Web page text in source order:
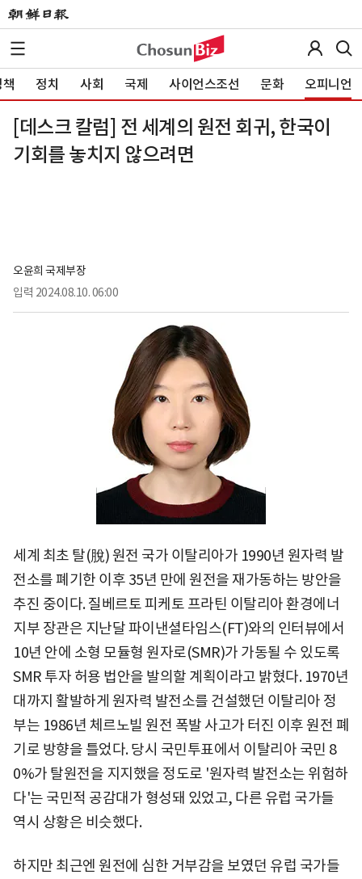
정치 사회 국제 사이언스조선 문화 오피니언
[데스크 칼럼] 전 세계의 원전 회귀, 한국이
기회를 놓치지 않으려면
오윤희 국제부장
입력 2024.08.10. 06:00
세계 최초 탈(脫) 원전 국가 이탈리아가 1990년 원자력 발
전소를 폐기한 이후 35년 만에 원전을 재가동하는 방안을
추진 중이다. 질베르토 피케토 프라틴 이탈리아 환경에너
지부 장관은 지난달 파이낸셜타임스(FT)와의 인터뷰에서
10년 안에 소형 모듈형 원자로(SMR)가 가동될 수 있도록
SMR 투자 허용 법안을 발의할 계획이라고 밝혔다. 1970년
대까지 활발하게 원자력 발전소를 건설했던 이탈리아 정
부는 1986년 체르노빌 원전 폭발 사고가 터진 이후 원전 폐
기로 방향을 틀었다. 당시 국민투표에서 이탈리아 국민 8
0%가 탈원전을 지지했을 정도로 '원자력 발전소는 위험하
다'는 국민적 공감대가 형성돼 있었고, 다른 유럽 국가들
역시 상황은 비슷했다.
하지만 최근엔 원전에 심한 거부감을 보였던 유럽 국가들